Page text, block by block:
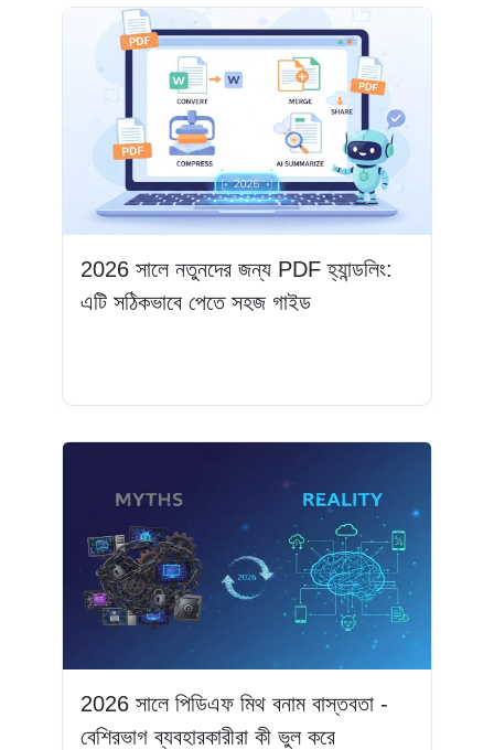
2026 সালে নতুনদের জন্য PDF হ্যান্ডলিং:
এটি সঠিকভাবে পেতে সহজ গাইড
2026 সালে পিডিএফ মিথ বনাম বাস্তবতা -
বেশিরভাগ ব্যবহারকারীরা কী ভুল করে